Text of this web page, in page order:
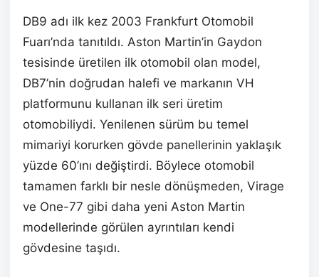
DB9 adı ilk kez 2003 Frankfurt Otomobil
Fuarı’nda tanıtıldı. Aston Martin’in Gaydon
tesisinde üretilen ilk otomobil olan model,
DB7’nin doğrudan halefi ve markanın VH
platformunu kullanan ilk seri üretim
otomobiliydi. Yenilenen sürüm bu temel
mimariyi korurken gövde panellerinin yaklaşık
yüzde 60’ını değiştirdi. Böylece otomobil
tamamen farklı bir nesle dönüşmeden, Virage
ve One-77 gibi daha yeni Aston Martin
modellerinde görülen ayrıntıları kendi
gövdesine taşıdı.